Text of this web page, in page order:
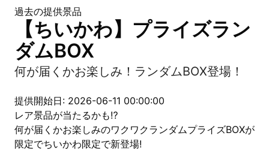
過去の提供景品
【ちいかわ】プライズラン
ダムBOX
何が届くかお楽しみ！ランダムBOX登場！
提供開始日: 2026-06-11 00:00:00
レア景品が当たるかも⁉
何が届くかお楽しみのワクワクランダムプライズBOXが
限定でちいかわ限定で新登場!